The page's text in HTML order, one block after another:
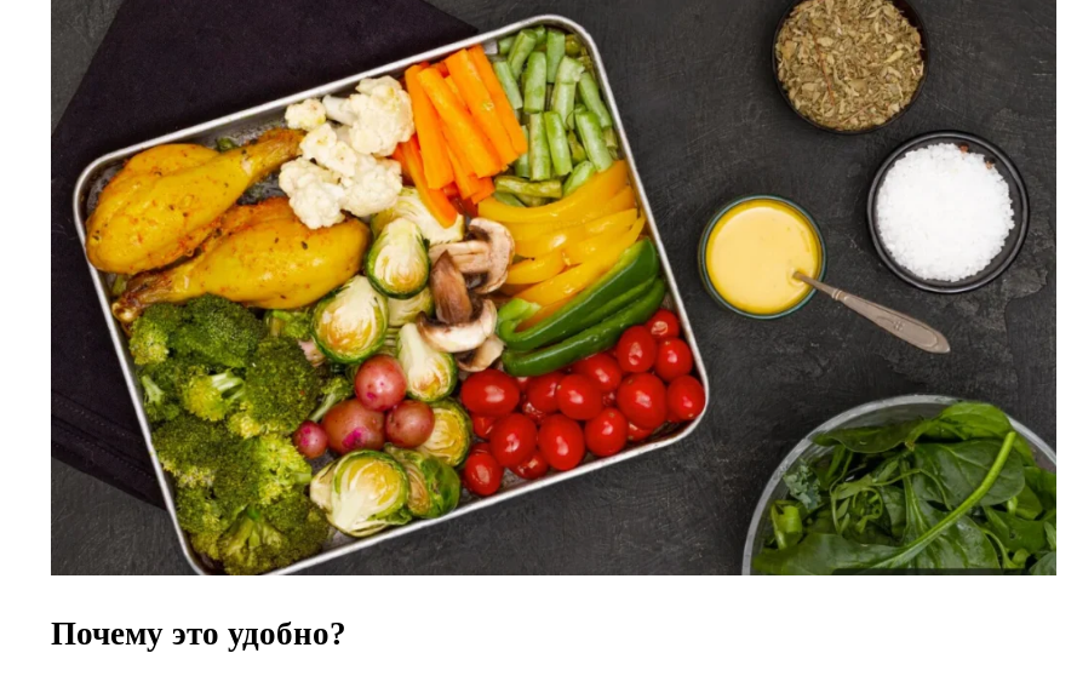
Почему это удобно?